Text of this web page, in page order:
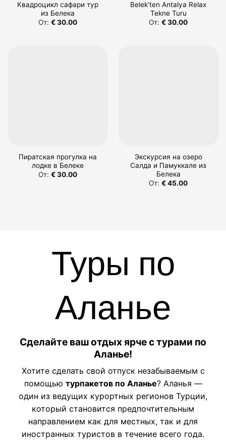
Квадроцикл сафари тур
из Белека
От: €30.00
Belek’ten Antalya Relax
Tekne Turu
От: €30.00
Пиратская прогулка на
лодке в Белеке
От: €30.00
Экскурсия на озеро
Салда и Памуккале из
Белека
От: €45.00
Туры по
Аланье
Сделайте ваш отдых ярче с турами по
Аланье!
Хотите сделать свой отпуск незабываемым с
помощью турпакетов по Аланье? Аланья —
один из ведущих курортных регионов Турции,
который становится предпочтительным
направлением как для местных, так и для
иностранных туристов в течение всего года.